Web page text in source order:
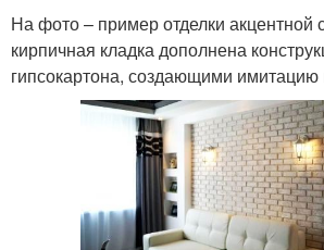
На фото – пример отделки акцентной
кирпичная кладка дополнена
гипсокартона, создающими